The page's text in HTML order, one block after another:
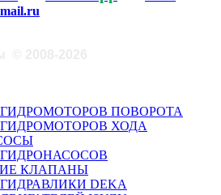
ПОВОРОТА
ХОДА
КЛАПАНЫ
DEKA